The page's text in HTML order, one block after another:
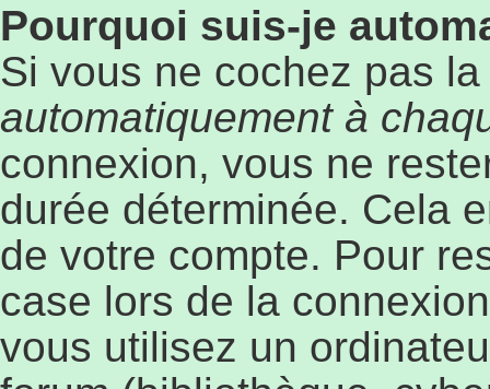
Pourquoi suis-je
Si vous ne cochez pas
automatiquement à
connexion, vous ne
durée déterminée. Cela
de votre compte. Pour
case lors de la
vous utilisez un